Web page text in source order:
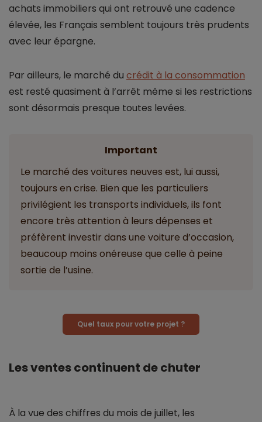
achats immobiliers qui ont retrouvé une cadence
élevée, les Français semblent toujours très prudents
avec leur épargne.
Par ailleurs, le marché du crédit à la consommation
est resté quasiment à l’arrêt même si les restrictions
sont désormais presque toutes levées.
Important
Le marché des voitures neuves est, lui aussi,
toujours en crise. Bien que les particuliers
privilégient les transports individuels, ils font
encore très attention à leurs dépenses et
préfèrent investir dans une voiture d’occasion,
beaucoup moins onéreuse que celle à peine
sortie de l’usine.
Quel taux pour votre projet ?
Les ventes continuent de chuter
À la vue des chiffres du mois de juillet, les